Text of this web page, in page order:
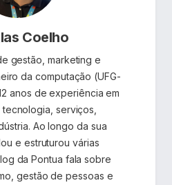
Coelho
gestão, marketing e
da computação (UFG-
anos de experiência em
serviços,
Ao longo da sua
e estruturou várias
da Pontua fala sobre
gestão de pessoas e